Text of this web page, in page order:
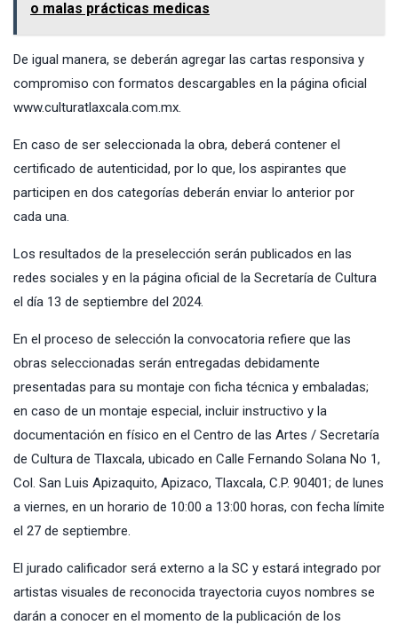
o malas prácticas medicas
De igual manera, se deberán agregar las cartas responsiva y
compromiso con formatos descargables en la página oficial
www.culturatlaxcala.com.mx.
En caso de ser seleccionada la obra, deberá contener el
certificado de autenticidad, por lo que, los aspirantes que
participen en dos categorías deberán enviar lo anterior por
cada una.
Los resultados de la preselección serán publicados en las
redes sociales y en la página oficial de la Secretaría de Cultura
el día 13 de septiembre del 2024.
En el proceso de selección la convocatoria refiere que las
obras seleccionadas serán entregadas debidamente
presentadas para su montaje con ficha técnica y embaladas;
en caso de un montaje especial, incluir instructivo y la
documentación en físico en el Centro de las Artes / Secretaría
de Cultura de Tlaxcala, ubicado en Calle Fernando Solana No 1,
Col. San Luis Apizaquito, Apizaco, Tlaxcala, C.P. 90401; de lunes
a viernes, en un horario de 10:00 a 13:00 horas, con fecha límite
el 27 de septiembre.
El jurado calificador será externo a la SC y estará integrado por
artistas visuales de reconocida trayectoria cuyos nombres se
darán a conocer en el momento de la publicación de los